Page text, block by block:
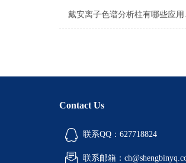
戴安
Contact Us
联系QQ：627718824
联系邮箱：